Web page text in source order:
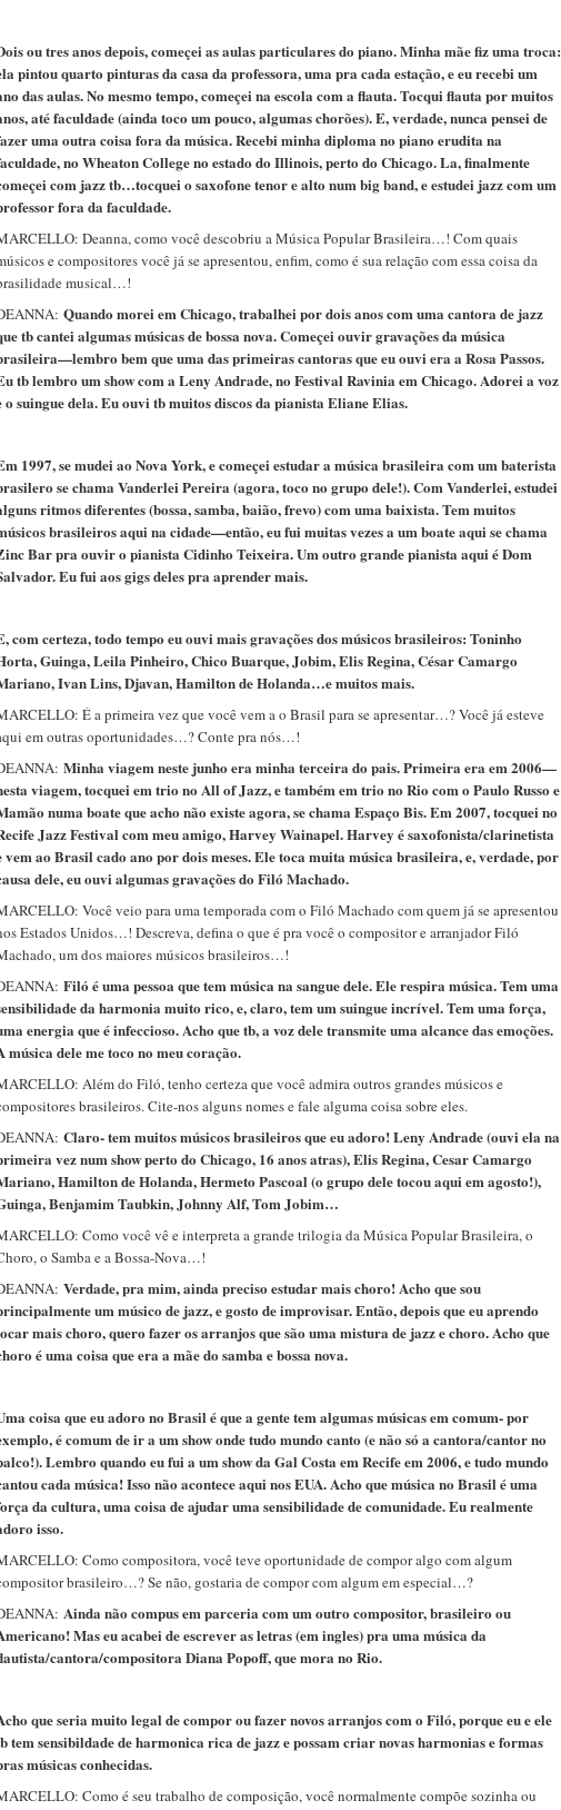
ou tres anos depois, começei as aulas particulares do piano. Minha mãe fiz uma troca:
pintou quarto pinturas da casa da professora, uma pra cada estação, e eu recebi um
das aulas. No mesmo tempo, começei na escola com a flauta. Tocqui flauta por muitos
até faculdade (ainda toco um pouco, algumas chorões). E, verdade, nunca pensei de
uma outra coisa fora da música. Recebi minha diploma no piano erudita na
no Wheaton College no estado do Illinois, perto do Chicago. La, finalmente
com jazz tb…tocquei o saxofone tenor e alto num big band, e estudei jazz com um
fora da faculdade.
Deanna, como você descobriu a Música Popular Brasileira…! Com quais
e compositores você já se apresentou, enfim, como é sua relação com essa coisa da
musical…!
Quando morei em Chicago, trabalhei por dois anos com uma cantora de jazz
tb cantei algumas músicas de bossa nova. Começei ouvir gravações da música
bem que uma das primeiras cantoras que eu ouvi era a Rosa Passos.
tb lembro um show com a Leny Andrade, no Festival Ravinia em Chicago. Adorei a voz
o suingue dela. Eu ouvi tb muitos discos da pianista Eliane Elias.
1997, se mudei ao Nova York, e começei estudar a música brasileira com um baterista
se chama Vanderlei Pereira (agora, toco no grupo dele!). Com Vanderlei, estudei
ritmos diferentes (bossa, samba, baião, frevo) com uma baixista. Tem muitos
brasileiros aqui na cidade—então, eu fui muitas vezes a um boate aqui se chama
Bar pra ouvir o pianista Cidinho Teixeira. Um outro grande pianista aqui é Dom
Eu fui aos gigs deles pra aprender mais.
com certeza, todo tempo eu ouvi mais gravações dos músicos brasileiros: Toninho
Guinga, Leila Pinheiro, Chico Buarque, Jobim, Elis Regina, César Camargo
Ivan Lins, Djavan, Hamilton de Holanda…e muitos mais.
É a primeira vez que você vem a o Brasil para se apresentar…? Você já esteve
em outras oportunidades…? Conte pra nós…!
Minha viagem neste junho era minha terceira do pais. Primeira era em 2006—
viagem, tocquei em trio no All of Jazz, e também em trio no Rio com o Paulo Russo e
numa boate que acho não existe agora, se chama Espaço Bis. Em 2007, tocquei no
Jazz Festival com meu amigo, Harvey Wainapel. Harvey é saxofonista/clarinetista
vem ao Brasil cado ano por dois meses. Ele toca muita música brasileira, e, verdade, por
dele, eu ouvi algumas gravações do Filó Machado.
Você veio para uma temporada com o Filó Machado com quem já se apresentou
Estados Unidos…! Descreva, defina o que é pra você o compositor e arranjador Filó
um dos maiores músicos brasileiros…!
Filó é uma pessoa que tem música na sangue dele. Ele respira música. Tem uma
da harmonia muito rico, e, claro, tem um suingue incrível. Tem uma força,
energia que é infeccioso. Acho que tb, a voz dele transmite uma alcance das emoções.
música dele me toco no meu coração.
Além do Filó, tenho certeza que você admira outros grandes músicos e
brasileiros. Cite-nos alguns nomes e fale alguma coisa sobre eles.
Claro- tem muitos músicos brasileiros que eu adoro! Leny Andrade (ouvi ela na
vez num show perto do Chicago, 16 anos atras), Elis Regina, Cesar Camargo
Hamilton de Holanda, Hermeto Pascoal (o grupo dele tocou aqui em agosto!),
Benjamim Taubkin, Johnny Alf, Tom Jobim…
Como você vê e interpreta a grande trilogia da Música Popular Brasileira, o
o Samba e a Bossa-Nova…!
Verdade, pra mim, ainda preciso estudar mais choro! Acho que sou
um músico de jazz, e gosto de improvisar. Então, depois que eu aprendo
mais choro, quero fazer os arranjos que são uma mistura de jazz e choro. Acho que
é uma coisa que era a mãe do samba e bossa nova.
coisa que eu adoro no Brasil é que a gente tem algumas músicas em comum- por
é comum de ir a um show onde tudo mundo canto (e não só a cantora/cantor no
Lembro quando eu fui a um show da Gal Costa em Recife em 2006, e tudo mundo
cada música! Isso não acontece aqui nos EUA. Acho que música no Brasil é uma
da cultura, uma coisa de ajudar uma sensibilidade de comunidade. Eu realmente
isso.
Como compositora, você teve oportunidade de compor algo com algum
brasileiro…? Se não, gostaria de compor com algum em especial…?
Ainda não compus em parceria com um outro compositor, brasileiro ou
Mas eu acabei de escrever as letras (em ingles) pra uma música da
cantora/compositora Diana Popoff, que mora no Rio.
que seria muito legal de compor ou fazer novos arranjos com o Filó, porque eu e ele
tem sensibildade de harmonica rica de jazz e possam criar novas harmonias e formas
músicas conhecidas.
Como é seu trabalho de composição, você normalmente compõe sozinha ou